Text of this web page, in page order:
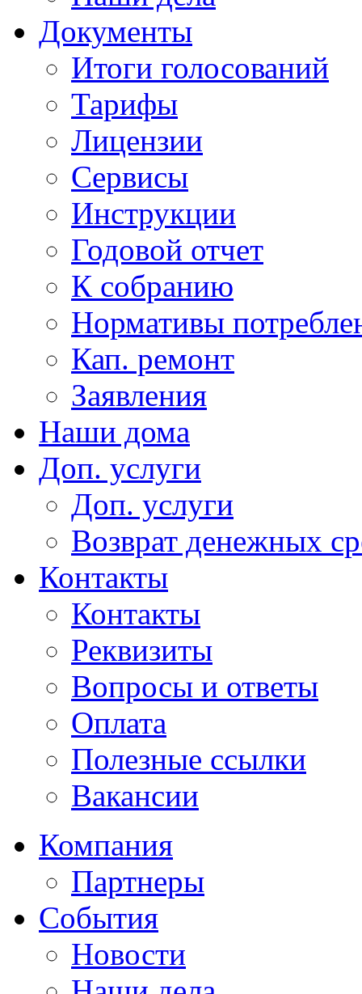
Документы
Итоги голосований
Тарифы
Лицензии
Сервисы
Инструкции
Годовой отчет
К собранию
Нормативы
Кап. ремонт
Заявления
Наши дома
Доп. услуги
Доп. услуги
Возврат денежных
Контакты
Контакты
Реквизиты
Вопросы и ответы
Оплата
Полезные ссылки
Вакансии
Компания
Партнеры
События
Новости